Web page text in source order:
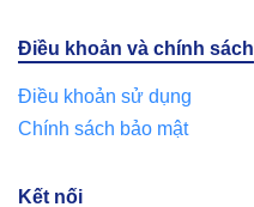
Điều khoản và chính sách
Điều khoản sử dụng
Chính sách bảo mật
Kết nối